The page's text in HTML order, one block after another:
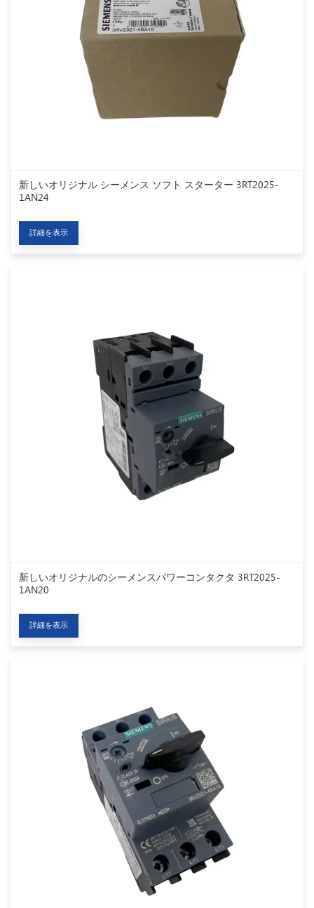
新しいオリジナル シーメンス ソフト スターター 3RT2025-
1AN24
詳細を表示
新しいオリジナルのシーメンスパワーコンタクタ 3RT2025-
1AN20
詳細を表示